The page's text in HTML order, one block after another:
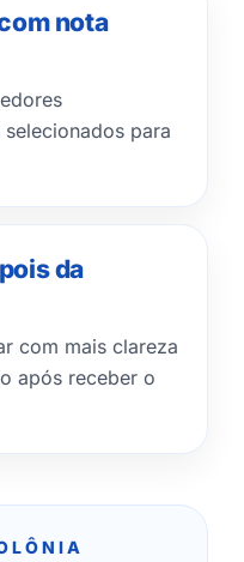
nota
para
da
com mais clareza
após receber o